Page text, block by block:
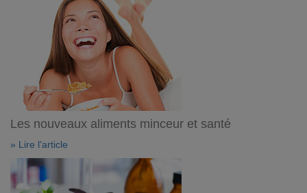
Les nouveaux aliments minceur et santé
» Lire l'article